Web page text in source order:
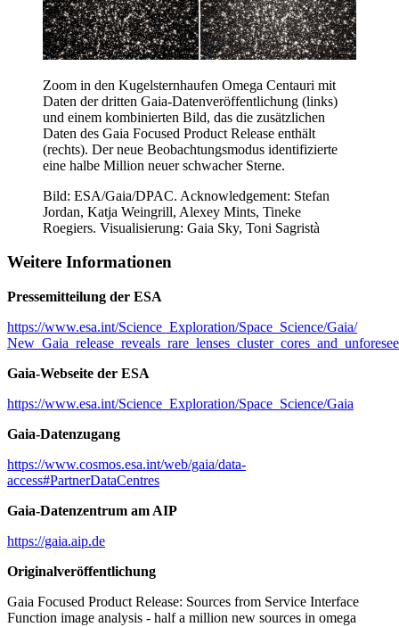
Zoom in den Kugelsternhaufen Omega Centauri mit
Daten der dritten Gaia-Datenveröffentlichung (links)
und einem kombinierten Bild, das die zusätzlichen
Daten des Gaia Focused Product Release enthält
(rechts). Der neue Beobachtungsmodus identifizierte
eine halbe Million neuer schwacher Sterne.
Bild: ESA/Gaia/DPAC. Acknowledgement: Stefan
Jordan, Katja Weingrill, Alexey Mints, Tineke
Roegiers. Visualisierung: Gaia Sky, Toni Sagristà
Weitere Informationen
Pressemitteilung der ESA
https://www.esa.int/Science_Exploration/Space_Science/Gaia/
Gaia-Webseite der ESA
https://www.esa.int/Science_Exploration/Space_Science/Gaia
Gaia-Datenzugang
https://www.cosmos.esa.int/web/gaia/data-
access#PartnerDataCentres
Gaia-Datenzentrum am AIP
https://gaia.aip.de
Originalveröffentlichung
Gaia Focused Product Release: Sources from Service Interface
Function image analysis - half a million new sources in omega